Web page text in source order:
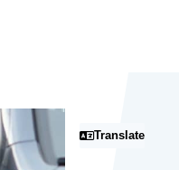
Translate